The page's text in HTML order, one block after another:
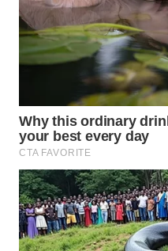
SUKABUMI
WN
PURWAKARTA
WN
PRIANGAN
TIMUR
WN
SEMARANG
WN